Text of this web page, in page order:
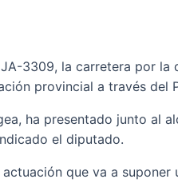
3309, la carretera por la
provincial a través del
ha presentado junto al
el diputado.
que va a